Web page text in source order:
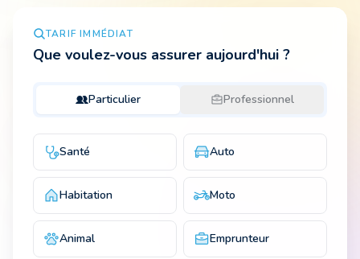
04 51 55 49 38
TARIF IMMÉDIAT
Que voulez-vous assurer aujourd'hui ?
Particulier Professionnel
Santé Auto
Habitation Moto
Animal Emprunteur